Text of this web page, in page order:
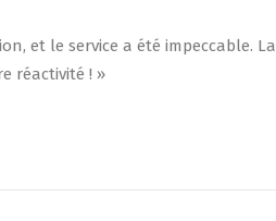
et le service a été impeccable. La
réactivité ! »